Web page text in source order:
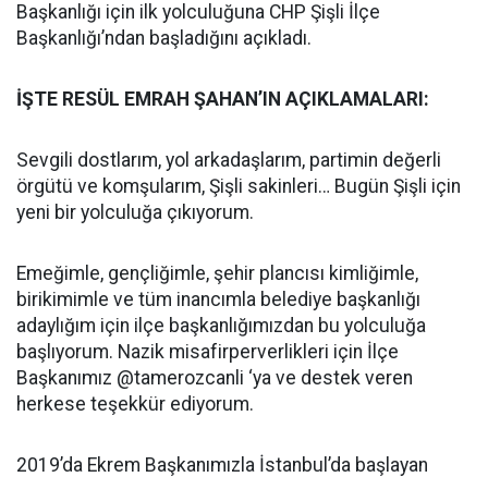
Başkanlığı için ilk yolculuğuna CHP Şişli İlçe
Başkanlığı’ndan başladığını açıkladı.
İŞTE RESÜL EMRAH ŞAHAN’IN AÇIKLAMALARI:
Sevgili dostlarım, yol arkadaşlarım, partimin değerli
örgütü ve komşularım, Şişli sakinleri… Bugün Şişli için
yeni bir yolculuğa çıkıyorum.
Emeğimle, gençliğimle, şehir plancısı kimliğimle,
birikimimle ve tüm inancımla belediye başkanlığı
adaylığım için ilçe başkanlığımızdan bu yolculuğa
başlıyorum. Nazik misafirperverlikleri için İlçe
Başkanımız @tamerozcanli ‘ya ve destek veren
herkese teşekkür ediyorum.
2019’da Ekrem Başkanımızla İstanbul’da başlayan